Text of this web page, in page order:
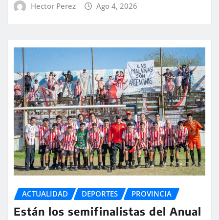
Hector Perez Ago 4, 2026
ACTUALIDAD DEPORTES PROVINCIA
Están los semifinalistas del Anual